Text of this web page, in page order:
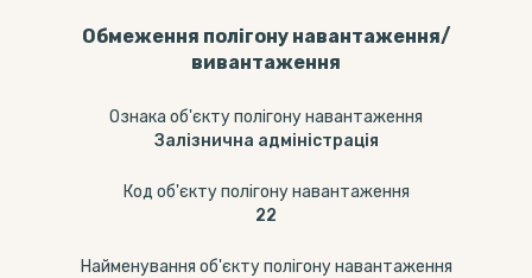
Обмеження полігону навантаження/
вивантаження
Ознака об'єкту полігону навантаження
Залізнична адміністрація
Код об'єкту полігону навантаження
22
Найменування об'єкту полігону навантаження